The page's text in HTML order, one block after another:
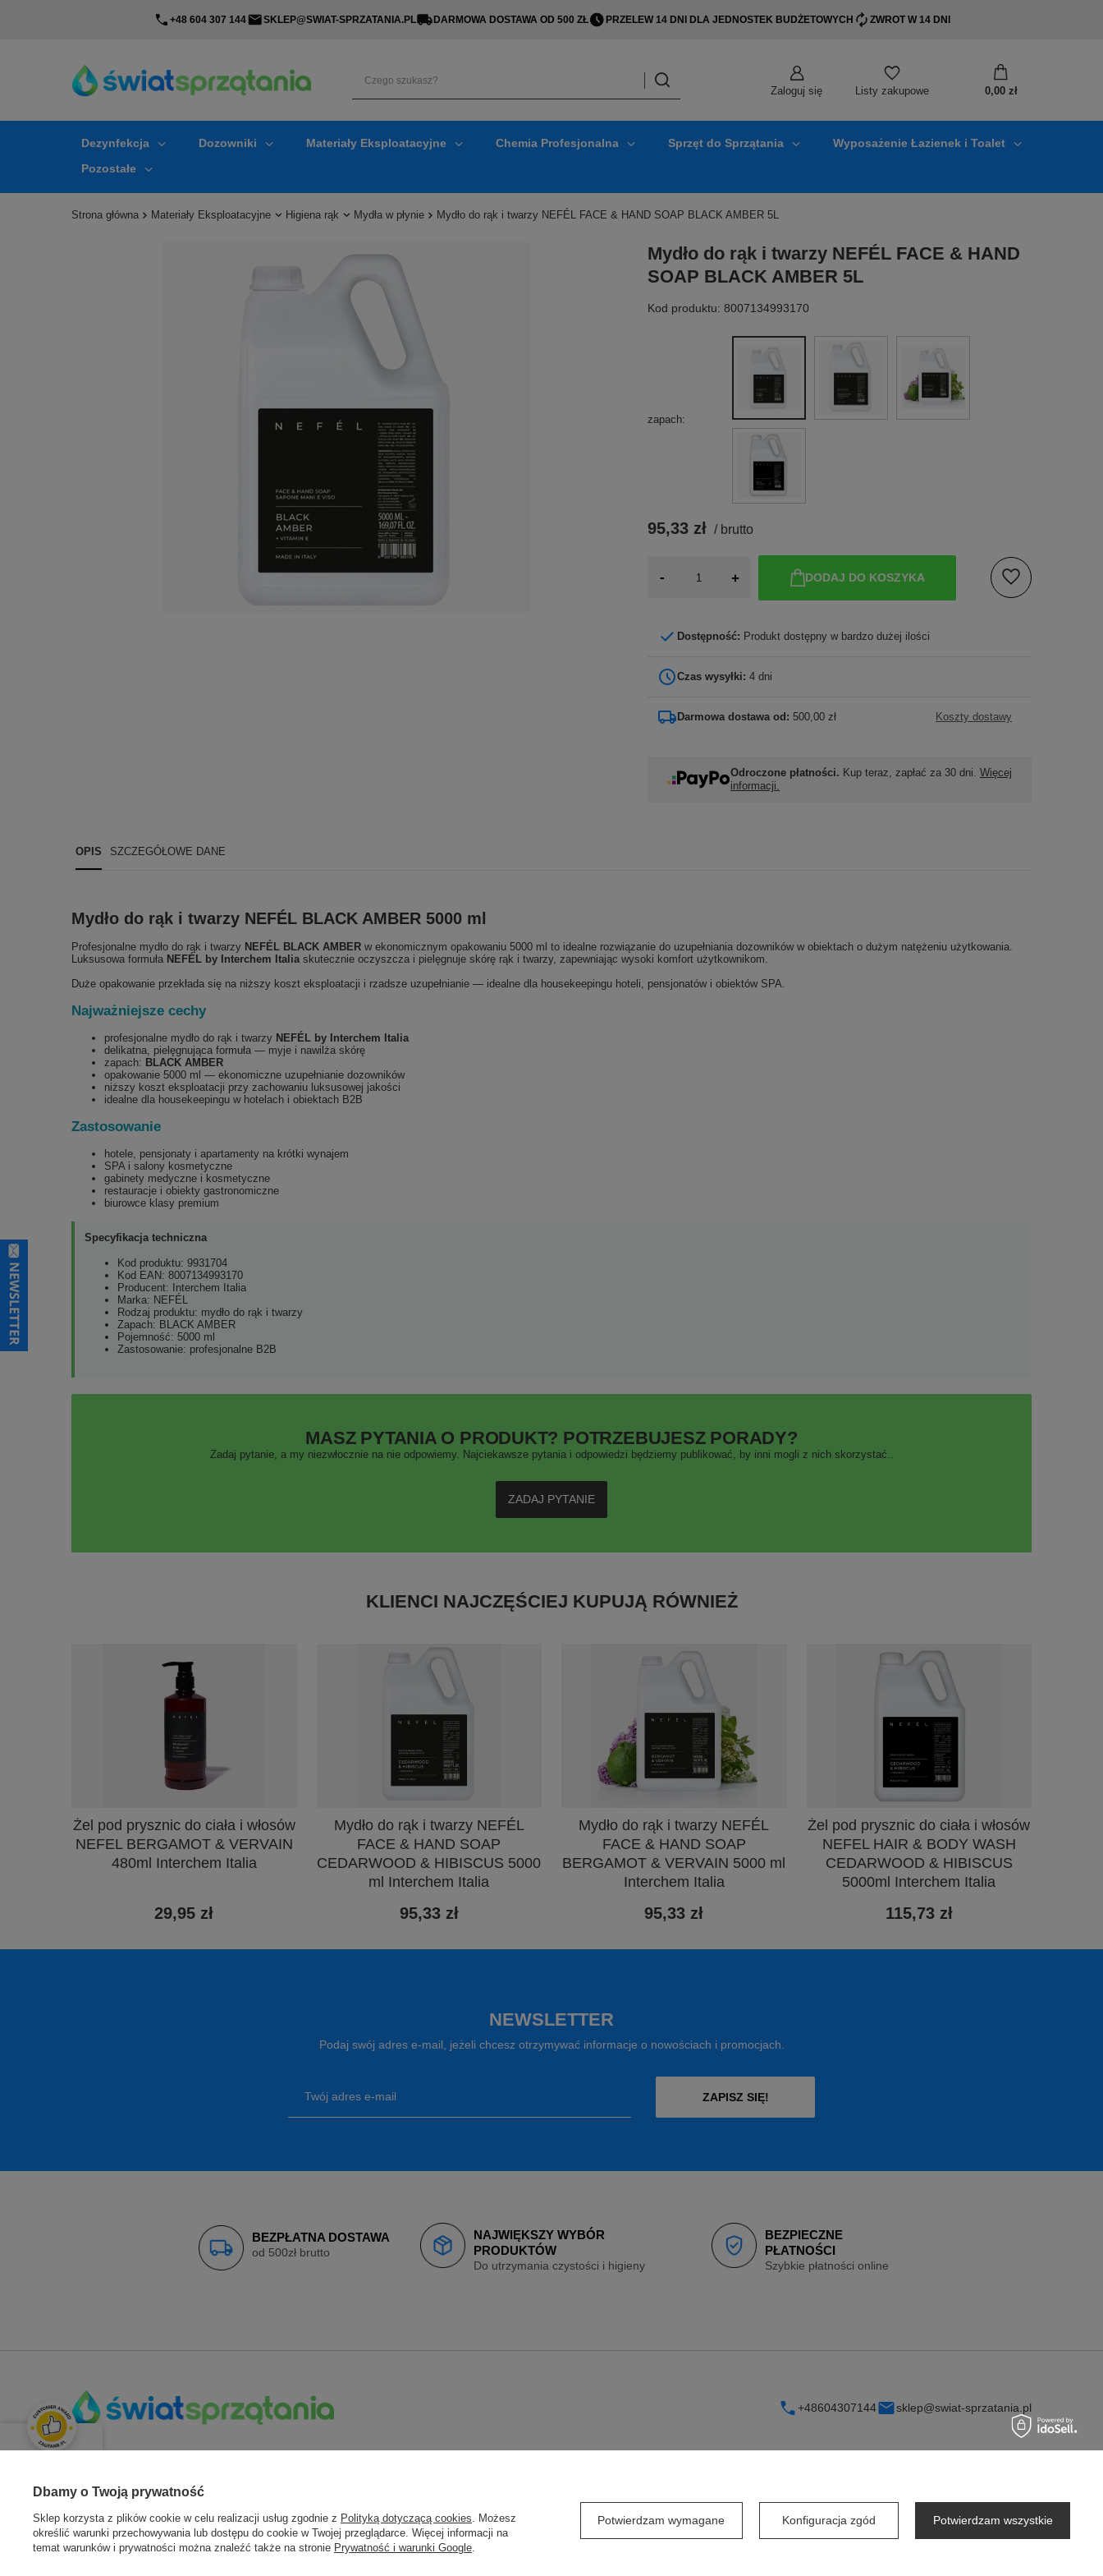
Świetnie
Łącznie opinii:
133 opinii
+48 604 307 144 SKLEP@SWIAT-SPRZATANIA.PL DARMOWA DOSTAWA OD 500 ZŁ PRZELEW 14 DNI DLA JEDNOSTEK BUDŻETOWYCH ZWROT W 14 DNI
Zaloguj się Listy zakupowe 0,00 zł
Dezynfekcja Dozowniki Materiały Eksploatacyjne Chemia Profesjonalna Sprzęt do Sprzątania
Wyposażenie Łazienek i Toalet
Pozostałe
Strona główna Materiały Eksploatacyjne Higiena rąk Mydła w płynie Mydło do rąk i twarzy NEFÉL FACE & HAND SOAP BLACK AMBER 5L
Mydło do rąk i twarzy NEFÉL FACE & HAND
SOAP BLACK AMBER 5L
Kod produktu: 8007134993170
zapach
95,33 zł / brutto
- + DODAJ DO KOSZYKA
Dostępność: Produkt dostępny w bardzo dużej ilości
Czas wysyłki: 4 dni
Darmowa dostawa od: 500,00 zł Koszty dostawy
Odroczone płatności. Kup teraz, zapłać za 30 dni. Więcej
informacji.
OPIS SZCZEGÓŁOWE DANE
Mydło do rąk i twarzy NEFÉL BLACK AMBER 5000 ml
Profesjonalne mydło do rąk i twarzy NEFÉL BLACK AMBER w ekonomicznym opakowaniu 5000 ml to idealne rozwiązanie do uzupełniania dozowników w obiektach o dużym natężeniu użytkowania.
Luksusowa formuła NEFÉL by Interchem Italia skutecznie oczyszcza i pielęgnuje skórę rąk i twarzy, zapewniając wysoki komfort użytkownikom.
Duże opakowanie przekłada się na niższy koszt eksploatacji i rzadsze uzupełnianie — idealne dla housekeepingu hoteli, pensjonatów i obiektów SPA.
Najważniejsze cechy
profesjonalne mydło do rąk i twarzy NEFÉL by Interchem Italia
delikatna, pielęgnująca formuła — myje i nawilża skórę
zapach: BLACK AMBER
opakowanie 5000 ml — ekonomiczne uzupełnianie dozowników
niższy koszt eksploatacji przy zachowaniu luksusowej jakości
idealne dla housekeepingu w hotelach i obiektach B2B
Zastosowanie
hotele, pensjonaty i apartamenty na krótki wynajem
SPA i salony kosmetyczne
gabinety medyczne i kosmetyczne
restauracje i obiekty gastronomiczne
biurowce klasy premium
Specyfikacja techniczna
Kod produktu: 9931704
Kod EAN: 8007134993170
Producent: Interchem Italia
Marka: NEFÉL
Rodzaj produktu: mydło do rąk i twarzy
Zapach: BLACK AMBER
Pojemność: 5000 ml
Zastosowanie: profesjonalne B2B
MASZ PYTANIA O PRODUKT? POTRZEBUJESZ PORADY?
Zadaj pytanie, a my niezwłocznie na nie odpowiemy. Najciekawsze pytania i odpowiedzi będziemy publikować, by inni mogli z nich skorzystać..
ZADAJ PYTANIE
KLIENCI NAJCZĘŚCIEJ KUPUJĄ RÓWNIEŻ
Żel pod prysznic do ciała i włosów
NEFEL BERGAMOT & VERVAIN
480ml Interchem Italia
29,95 zł
Mydło do rąk i twarzy NEFÉL
FACE & HAND SOAP
CEDARWOOD & HIBISCUS 5000
ml Interchem Italia
95,33 zł
Mydło do rąk i twarzy NEFÉL
FACE & HAND SOAP
BERGAMOT & VERVAIN 5000 ml
Interchem Italia
95,33 zł
Żel pod prysznic do ciała i włosów
NEFEL HAIR & BODY WASH
CEDARWOOD & HIBISCUS
5000ml Interchem Italia
115,73 zł
NEWSLETTER
Podaj swój adres e-mail, jeżeli chcesz otrzymywać informacje o nowościach i promocjach.
Twój adres e-mail ZAPISZ SIĘ!
BEZPŁATNA DOSTAWA
od 500zł brutto
NAJWIĘKSZY WYBÓR
PRODUKTÓW
Do utrzymania czystości i higieny
BEZPIECZNE
PŁATNOŚCI
Szybkie płatności online
+48604307144 sklep@swiat-sprzatania.pl
ZAMÓWIENIA
Status zamówienia
Zarejestruj się
REGULAMINY
Wysyłka
INFORMACJE
O firmie
Dbamy o Twoją prywatność
Sklep korzysta z plików cookie w celu realizacji usług zgodnie z Polityką dotyczącą cookies . Możesz
określić warunki przechowywania lub dostępu do cookie w Twojej przeglądarce. Więcej informacji na
temat warunków i prywatności można znaleźć także na stronie Prywatność i warunki Google
Potwierdzam wymagane Konfiguracja zgód Potwierdzam wszystkie